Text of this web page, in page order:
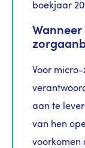
boekjaar
Voor
aan te
van hen
voorkomen